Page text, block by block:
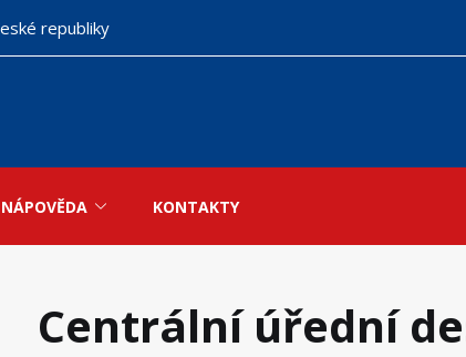
republiky
NÁPOVĚDA KONTAKTY
Centrální úřední